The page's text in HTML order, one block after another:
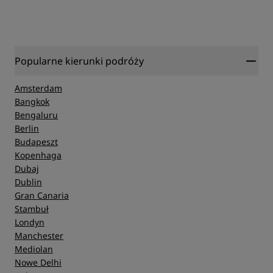
Popularne kierunki podróży
Amsterdam
Bangkok
Bengaluru
Berlin
Budapeszt
Kopenhaga
Dubaj
Dublin
Gran Canaria
Stambuł
Londyn
Manchester
Mediolan
Nowe Delhi